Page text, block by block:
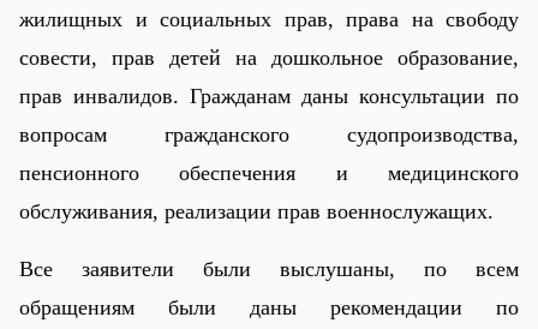
жилищных и социальных прав, права на свободу
совести, прав детей на дошкольное образование,
прав инвалидов. Гражданам даны консультации по
вопросам гражданского судопроизводства,
пенсионного обеспечения и медицинского
обслуживания, реализации прав военнослужащих.
Все заявители были выслушаны, по всем
обращениям были даны рекомендации по